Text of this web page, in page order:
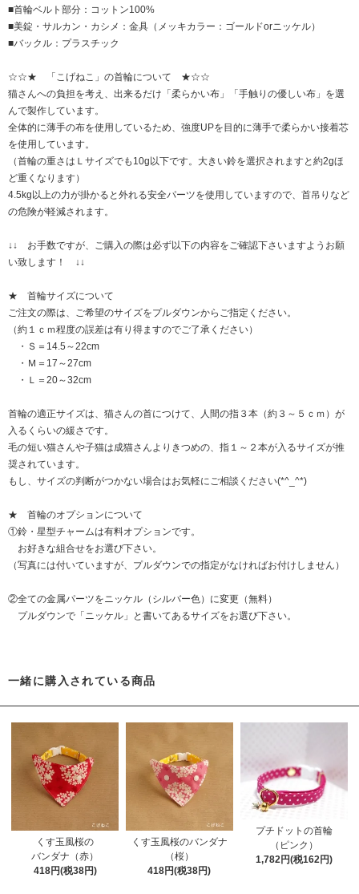
■首輪ベルト部分：コットン100%
■美錠・サルカン・カシメ：金具（メッキカラー：ゴールドorニッケル）
■バックル：プラスチック
☆☆★ 「こげねこ」の首輪について ★☆☆
猫さんへの負担を考え、出来るだけ「柔らかい布」「手触りの優しい布」を選
んで製作しています。
全体的に薄手の布を使用しているため、強度UPを目的に薄手で柔らかい接着芯
を使用しています。
（首輪の重さはＬサイズでも10g以下です。大きい鈴を選択されますと約2gほ
ど重くなります）
4.5kg以上の力が掛かると外れる安全パーツを使用していますので、首吊りなど
の危険が軽減されます。
↓↓ お手数ですが、ご購入の際は必ず以下の内容をご確認下さいますようお願
い致します！ ↓↓
★ 首輪サイズについて
ご注文の際は、ご希望のサイズをプルダウンからご指定ください。
（約１ｃｍ程度の誤差は有り得ますのでご了承ください）
・Ｓ＝14.5～22cm
・Ｍ＝17～27cm
・Ｌ＝20～32cm
首輪の適正サイズは、猫さんの首につけて、人間の指３本（約３～５ｃｍ）が
入るくらいの緩さです。
毛の短い猫さんや子猫は成猫さんよりきつめの、指１～２本が入るサイズが推
奨されています。
もし、サイズの判断がつかない場合はお気軽にご相談ください(*^_^*)
★ 首輪のオプションについて
①鈴・星型チャームは有料オプションです。
お好きな組合せをお選び下さい。
（写真には付いていますが、プルダウンでの指定がなければお付けしません）
②全ての金属パーツをニッケル（シルバー色）に変更（無料）
プルダウンで「ニッケル」と書いてあるサイズをお選び下さい。
一緒に購入されている商品
くす玉風桜の
バンダナ（赤）
418円(税38円)
くす玉風桜のバンダナ
（桜）
418円(税38円)
プチドットの首輪
（ピンク）
1,782円(税162円)